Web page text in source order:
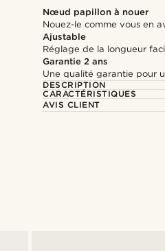
Nœud papillon à nouer
Nouez-le comme vous en
Ajustable
Réglage de la longueur
Garantie 2 ans
Une qualité garantie pour
DESCRIPTION
CARACTÉRISTIQUES
AVIS CLIENT